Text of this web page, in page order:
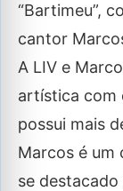
“Bartimeu”,
cantor
A LIV e
artística com
possui mais
Marcos é um
se